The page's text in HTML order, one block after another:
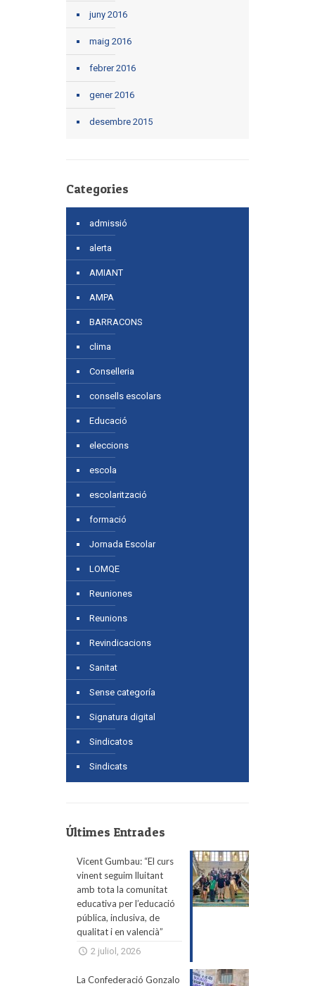
juny 2016
maig 2016
febrer 2016
gener 2016
desembre 2015
Categories
admissió
alerta
AMIANT
AMPA
BARRACONS
clima
Conselleria
consells escolars
Educació
eleccions
escola
escolarització
formació
Jornada Escolar
LOMQE
Reuniones
Reunions
Revindicacions
Sanitat
Sense categoría
Signatura digital
Sindicatos
Sindicats
Últimes Entrades
Vicent Gumbau: “El curs
vinent seguim lluitant
amb tota la comunitat
educativa per l’educació
pública, inclusiva, de
qualitat i en valencià”
2 juliol, 2026
La Confederació Gonzalo